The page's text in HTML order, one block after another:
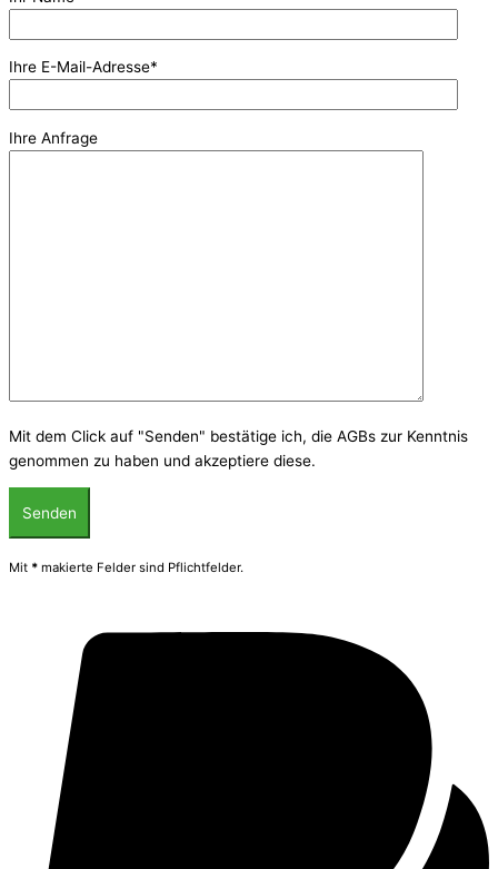
Ihre E-Mail-Adresse*
Ihre Anfrage
Mit dem Click auf "Senden" bestätige ich, die AGBs zur Kenntnis
genommen zu haben und akzeptiere diese.
Mit * makierte Felder sind Pflichtfelder.